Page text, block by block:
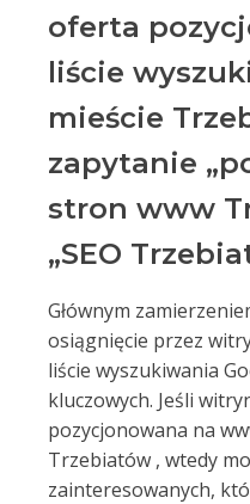
oferta
liście
mieście
zapytanie
stron www
„SEO
Głównym
osiągnięcie przez
liście wyszukiwania
kluczowych. Jeśli
pozycjonowana na
Trzebiatów , wtedy
zainteresowanych,